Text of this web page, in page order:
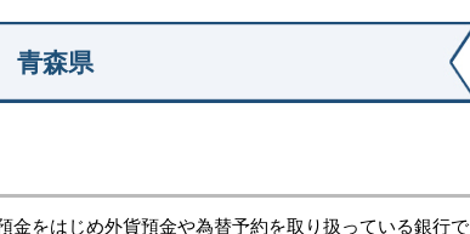
青森県
金をはじめ外貨預金や為替予約を取り扱っている銀行で